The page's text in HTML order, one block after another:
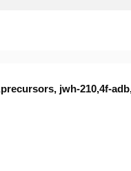
jwh-210,4f-